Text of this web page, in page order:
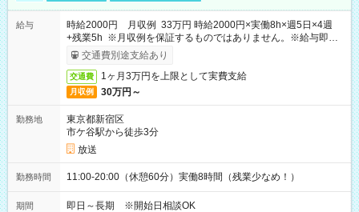
給与
時給2000円 月収例 33万円 時給2000円×実働8h×週5日×4週
+残業5h ※月収例を保証するものではありません。※給与即受
取りサービス利用可（利用条件有）
交通費別途支給あり
交通費 1ヶ月3万円を上限として実費支給
月収例 30万円～
勤務地
東京都新宿区
市ケ谷駅から徒歩3分
放送
勤務時間 11:00-20:00（休憩60分）実働8時間（残業少なめ！）
期間 即日～長期 ※開始日相談OK